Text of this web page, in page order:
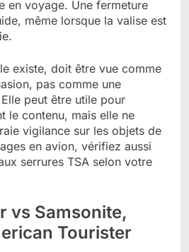
en voyage. Une fermeture
même lorsque la valise est
existe, doit être vue comme
pas comme une
peut être utile pour
le contenu, mais elle ne
vigilance sur les objets de
en avion, vérifiez aussi
serrures TSA selon votre
vs Samsonite,
Tourister